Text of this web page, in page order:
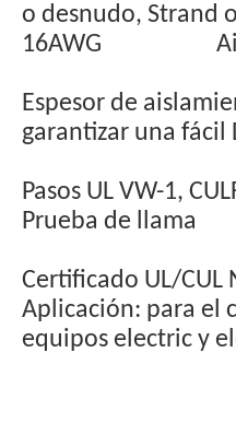
o desnudo, Strand
16AWG
Espesor de
garantizar una
Pasos UL VW-1,
Prueba
Certificado UL/CUL
Aplicación: para el
equipos